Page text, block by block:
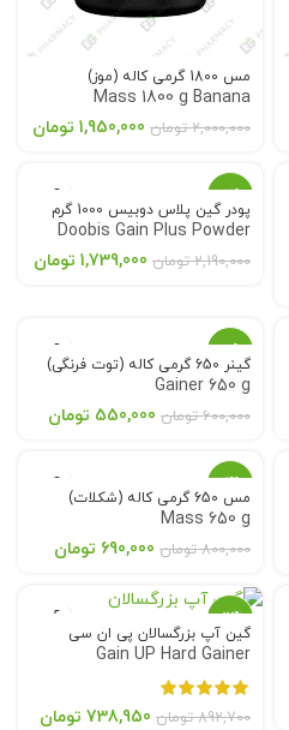
مس 1800 گرمی کاله (موز)
Mass 1800 g Banana
2,000,000 تومان 1,950,000 تومان
-21%
اتمام
موجودی
پودر گین پلاس دوبیس 1000 گرم
Doobis Gain Plus Powder
1000 g
2,190,000 تومان 1,739,000 تومان
-8%
اتمام
موجودی
گینر 650 گرمی کاله (توت فرنگی)
Gainer 650 g
600,000 تومان 550,000 تومان
-14%
اتمام
موجودی
مس 650 گرمی کاله (شکلات)
Mass 650 g
800,000 تومان 690,000 تومان
-17%
اتمام
موجودی
گین آپ بزرگسالان پی ان سی
Gain UP Hard Gainer
892,700 تومان 738,950 تومان